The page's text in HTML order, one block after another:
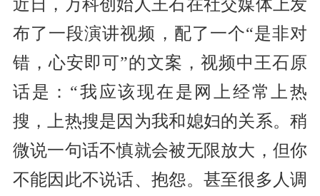
近日，万科创始人王石在社交媒体上发
布了一段演讲视频，配了一个“是非对
错，心安即可”的文案，视频中王石原
话是：“我应该现在是网上经常上热
搜，上热搜是因为我和媳妇的关系。稍
微说一句话不慎就会被无限放大，但你
不能因此不说话、抱怨。甚至很多人调